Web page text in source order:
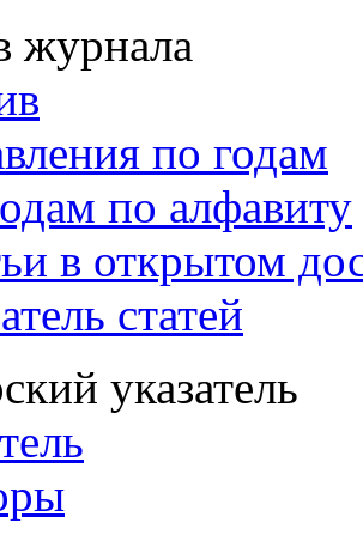
журнала
по годам
по алфавиту
в открытом
статей
указатель